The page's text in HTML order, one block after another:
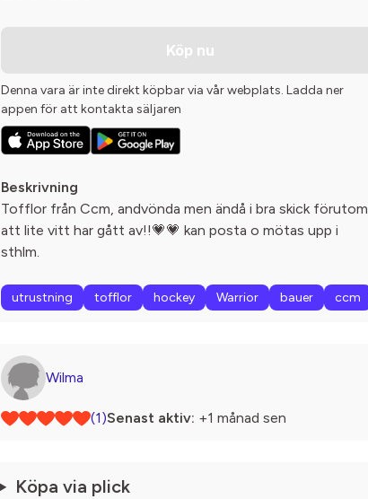
Köp nu
Denna vara är inte direkt köpbar via vår webplats. Ladda ner
appen för att kontakta säljaren
Beskrivning
Tofflor från Ccm, andvönda men ändå i bra skick förutom
att lite vitt har gått av!!💗💗 kan posta o mötas upp i
sthlm.
utrustning tofflor hockey Warrior bauer ccm
Wilma
(1)Senast aktiv: +1 månad sen
Köpa via plick